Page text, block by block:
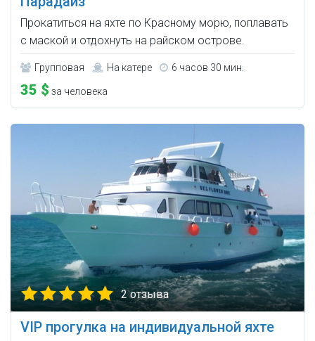
Прокатиться на яхте по Красному морю, поплавать
с маской и отдохнуть на райском острове.
Групповая На катере 6 часов 30 мин.
35 $ за человека
2 отзыва
VIP прогулка на индивидуальной яхте